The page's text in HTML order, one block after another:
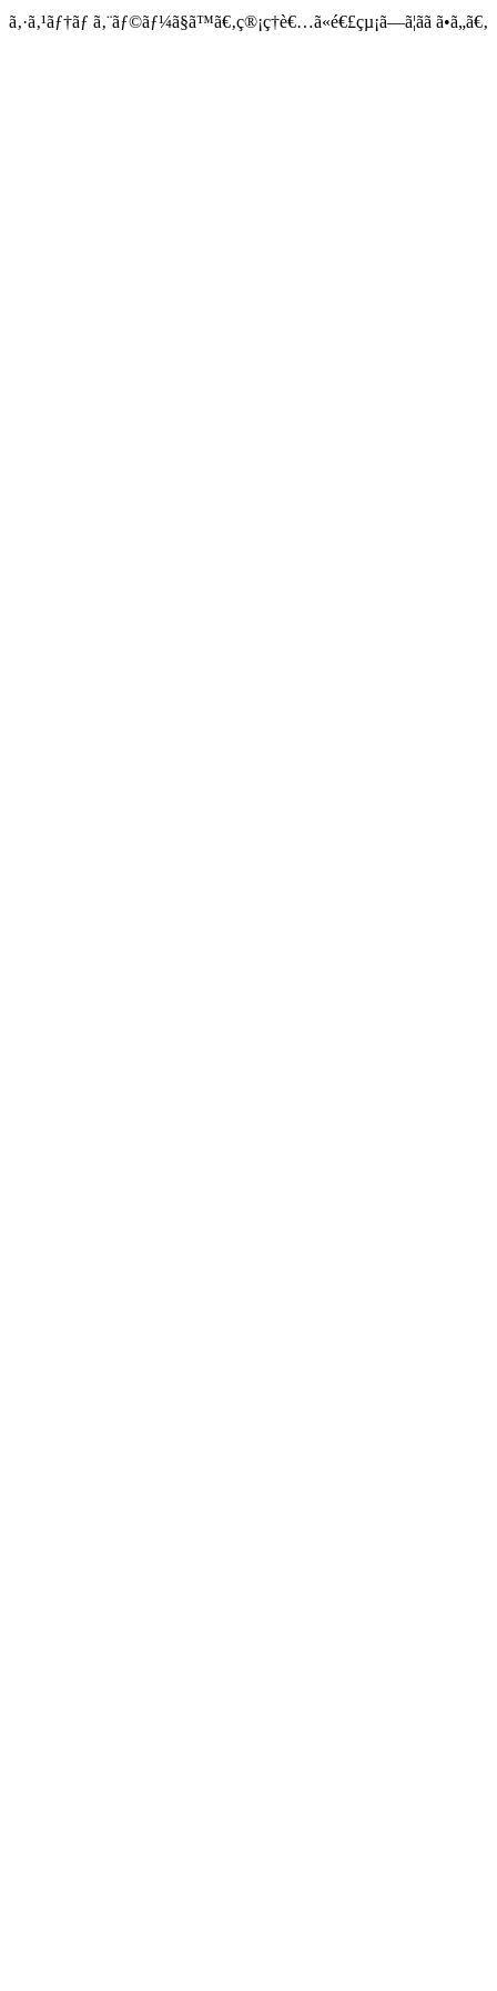
ã‚·ã‚¹ãƒ†ãƒ ã‚¨ãƒ©ãƒ¼ã§ã™ã€‚ç®¡ç†è€…ã«é€£çµ¡ã—ã¦ãã ã•ã„ã€‚